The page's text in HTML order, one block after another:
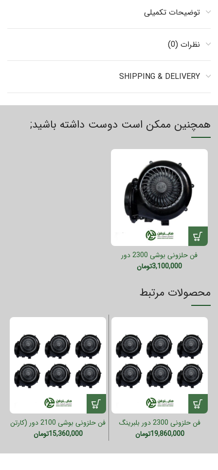
توضیحات تکمیلی
نظرات (0)
SHIPPING & DELIVERY
همچنین ممکن است دوست داشته باشید;
فن حلزونی بوشی 2300 دور
3,100,000تومان
محصولات مرتبط
فن حلزونی 2300 دور بلبرینگ
تایلندی (کارتن 6 عددی)
19,860,000تومان
فن حلزونی بوشی 2100 دور (کارتن
6 عددی)
15,360,000تومان